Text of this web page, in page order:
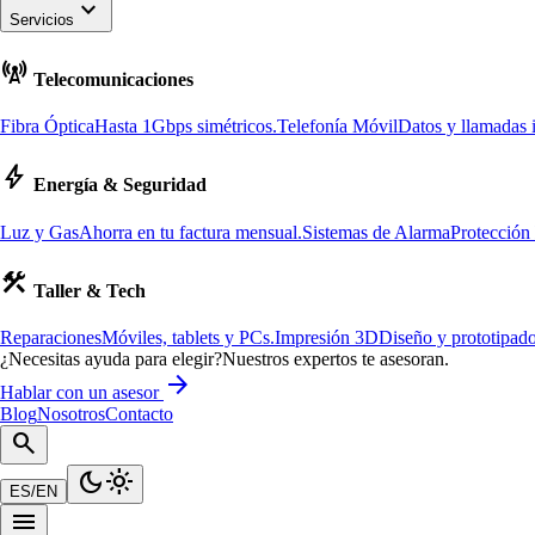
Servicios keyboard_arrow_down
cell_tower Telecomunicaciones
Fibra ÓpticaHasta 1Gbps simétricos.Telefonía MóvilDatos y llamadas
bolt Energía & Seguridad
Luz y GasAhorra en tu factura mensual.Sistemas de Alarma
construction Taller & Tech
ReparacionesMóviles, tablets y PCs.Impresión 3DDiseño y
¿Necesitas ayuda para elegir?Nuestros expertos te asesoran.
Hablar con un asesor arrow_forward
BlogNosotrosContacto
search
ES/EN dark_modelight_mode
menu